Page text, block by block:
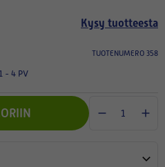
Kysy tuotteesta
TUOTENUMERO 358
- 4 PV